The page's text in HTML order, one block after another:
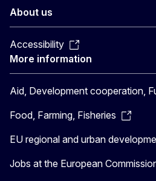
About us
Accessibility
More information
Aid, Development cooperation,
Food, Farming, Fisheries
EU regional and urban
Jobs at the European